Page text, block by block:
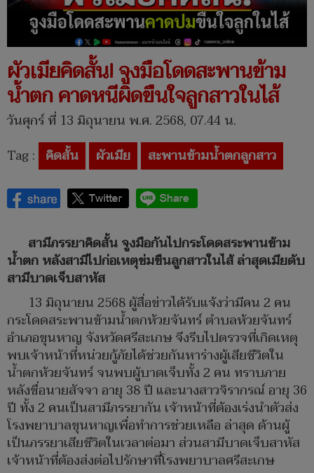
ผัวเมียคิดสั้น! จูงมือโดดสะพานข้าม
น้ำตก คาดหนีผิดขืนใจลูกสาวในไส้
วันศุกร์ ที่ 13 มิถุนายน พ.ศ. 2568, 07.44 น.
Tag : คิดสั้น ผัวเมีย สะพานข้ามน้ำตกลูกสาว
สามีภรรยาคิดสั้น จูงมือกันไปกระโดดสระพานข้าม
น้ำตก หลังสามีไปก่อเหตุข่มขืนลูกสาวในไส้ ล่าสุดเมียดับ
สามีบาดเจ็บสาหัส
13 มิถุนายน 2568 ผู้สื่อข่าวได้รับแจ้งว่ามีคน 2 คน
กระโดดสระพานข้ามน้ำตกห้วยจันทร์ ตำบลห้วยจันทร์
อำเภอขุนหาญ จังหวัดศรีสะเกษ จึงรีบไปตรวจที่เกิดเหตุ
พบเจ้าหน้าที่หน่วยกู้ภัยได้ช่วยกันหาร่างผู้เสียชีวิตใน
น้ำตกห้วยจันทร์ จนพบผู้บาดเจ็บทั้ง 2 คน ทราบภาย
หลังชื่อนายสัจจา อายุ 38 ปี และนางสาวจิรากรณ์ อายุ 36
ปี ทั้ง 2 คนเป็นสามีภรรยากัน เจ้าหน้าที่ต้องเร่งนำตัวส่ง
โรงพยาบาลขุนหาญเพื่อทำการช่วยเหลือ ล่าสุด ด้านผู้
เป็นภรรยาเสียชีวิตในเวลาต่อมา ส่วนสามีบาดเจ็บสาหัส
เจ้าหน้าที่ต้องส่งต่อไปรักษาที่โรงพยาบาลศรีสะเกษ